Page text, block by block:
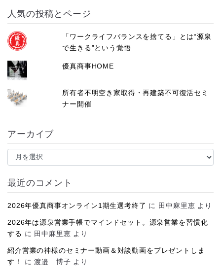
人気の投稿とページ
「ワークライフバランスを捨てる」とは“源泉
で生きる”という覚悟
優真商事HOME
所有者不明空き家取得・再建築不可復活セミ
ナー開催
アーカイブ
ア
イ
ブ
最近のコメント
2026年優真商事オンライン1期生選考終了 に 田中麻里恵 より
2026年は源泉営業手帳でマインドセット。源泉営業を習慣化
する に 田中麻里恵 より
紹介営業の神様のセミナー動画＆対談動画をプレゼントしま
す！
に渡邉 博子 より